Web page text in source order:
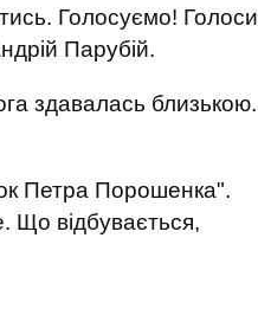
Голосуємо! Голоси
Парубій.
здавалась близькою.
Петра Порошенка".
Що відбувається,